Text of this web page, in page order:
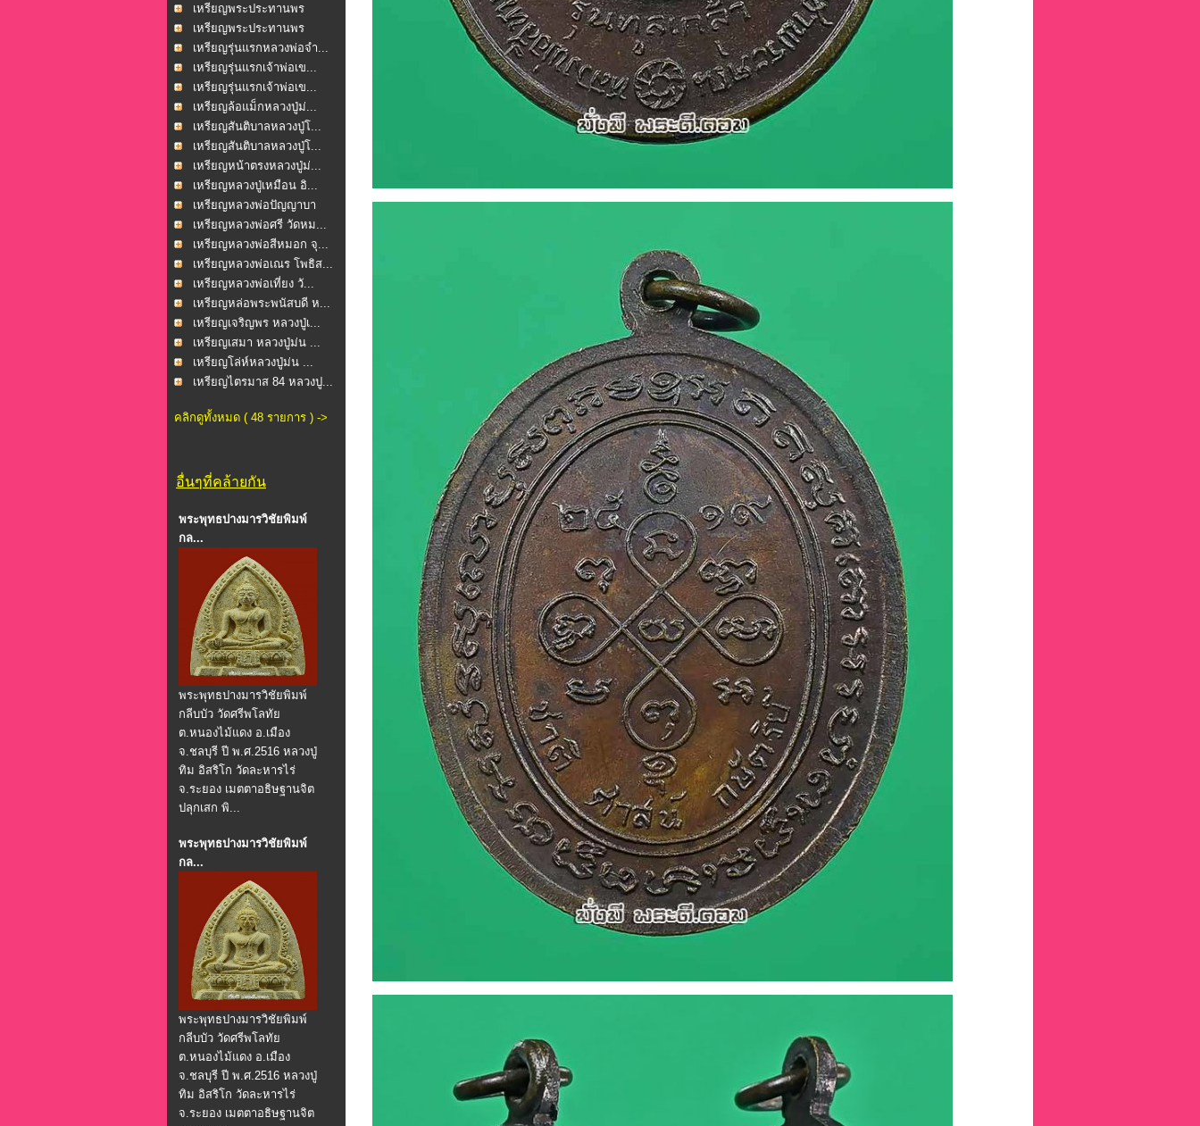
หลว...เหรียญพระประทานพร
วัดพ...เหรียญพระประทานพร
วัดพ...เหรียญรุ่นแรกหลวงพ่อจำ...
เหรียญรุ่นแรกเจ้าพ่อเข...
เหรียญรุ่นแรกเจ้าพ่อเข...
เหรียญล้อแม็กหลวงปู่ม่...
เหรียญสันติบาลหลวงปู่โ...
เหรียญสันติบาลหลวงปู่โ...
เหรียญหน้าตรงหลวงปู่ม่...
เหรียญหลวงปู่เหมือน อิ...
เหรียญหลวงพ่อปัญญาบา
รม...
เหรียญหลวงพ่อศรี วัดหม...
เหรียญหลวงพ่อสีหมอก จุ...
เหรียญหลวงพ่อเณร โพธิส...
เหรียญหลวงพ่อเที่ยง วั...
เหรียญหล่อพระพนัสบดี ห...
เหรียญเจริญพร หลวงปู่เ...
เหรียญเสมา หลวงปู่ม่น ...
เหรียญโล่ห์หลวงปู่ม่น ...
เหรียญไตรมาส 84 หลวงปู...
คลิกดูทั้งหมด ( 48 รายการ ) ->
อื่นๆที่คล้ายกัน
พระพุทธปางมารวิชัยพิมพ์
กล...
พระพุทธปางมารวิชัยพิมพ์
กลีบบัว วัดศรีพโลทัย
ต.หนองไม้แดง อ.เมือง
จ.ชลบุรี ปี พ.ศ.2516 หลวงปู่
ทิม อิสริโก วัดละหารไร่
จ.ระยอง เมตตาอธิษฐานจิต
ปลุกเสก พิ...
พระพุทธปางมารวิชัยพิมพ์
กล...
พระพุทธปางมารวิชัยพิมพ์
กลีบบัว วัดศรีพโลทัย
ต.หนองไม้แดง อ.เมือง
จ.ชลบุรี ปี พ.ศ.2516 หลวงปู่
ทิม อิสริโก วัดละหารไร่
จ.ระยอง เมตตาอธิษฐานจิต